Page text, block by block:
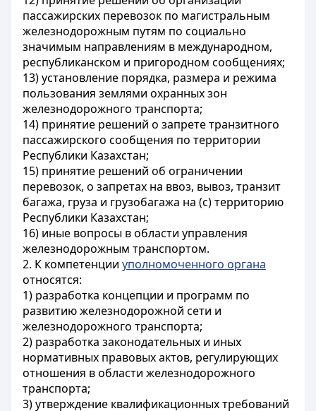
пассажирских перевозок по магистральным
железнодорожным путям по социально
значимым направлениям в международном,
республиканском и пригородном сообщениях;
13) установление порядка, размера и режима
пользования землями охранных зон
железнодорожного транспорта;
14) принятие решений о запрете транзитного
пассажирского сообщения по территории
Республики Казахстан;
15) принятие решений об ограничении
перевозок, о запретах на ввоз, вывоз, транзит
багажа, груза и грузобагажа на (с) территорию
Республики Казахстан;
16) иные вопросы в области управления
железнодорожным транспортом.
2. К компетенции уполномоченного органа
относятся:
1) разработка концепции и программ по
развитию железнодорожной сети и
железнодорожного транспорта;
2) разработка законодательных и иных
нормативных правовых актов, регулирующих
отношения в области железнодорожного
транспорта;
3) утверждение квалификационных требований